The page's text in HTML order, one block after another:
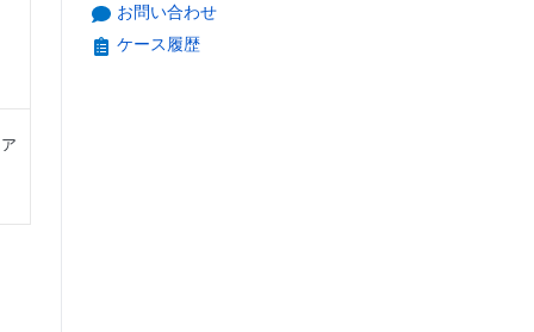
お問い合わせ
ケース履歴